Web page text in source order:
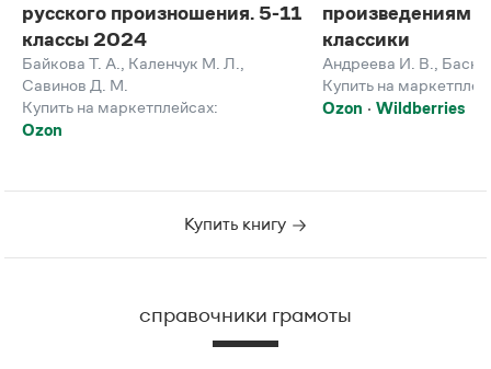
русского произношения. 5-11
классы 2024
Байкова Т. А. Каленчук М. Л.
Савинов Д. М.
Купить на маркетплейсах:
Ozon
произведениям
классики
Андреева И. В.
Купить на
Ozon
Wildberries
Купить книгу
справочники грамоты